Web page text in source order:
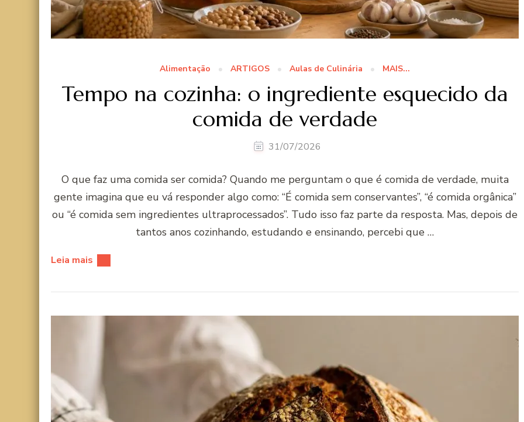
Alimentação ARTIGOS Aulas de Culinária MAIS...
Tempo na cozinha: o ingrediente esquecido da
comida de verdade
31/07/2026
O que faz uma comida ser comida? Quando me perguntam o que é comida de verdade, muita
gente imagina que eu vá responder algo como: “É comida sem conservantes”, “é comida orgânica”
ou “é comida sem ingredientes ultraprocessados”. Tudo isso faz parte da resposta. Mas, depois de
tantos anos cozinhando, estudando e ensinando, percebi que …
Leia mais